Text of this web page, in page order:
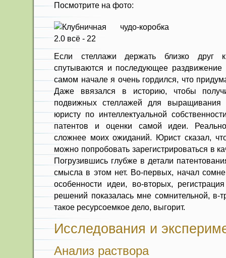
Посмотрите на фото:
Если стеллажи держать близко друг
спутываются и последующее
самом начале я очень гордился, что
Даже ввязался в историю, чтобы
подвижных стеллажей для выращивания
юристу по интеллектуальной
патентов и оценки самой идеи.
сложнее моих ожиданий. Юрист сказал,
можно попробовать зарегистрироваться в
Погрузившись глубже в детали
смысла в этом нет. Во-первых, начал
особенности идеи, во-вторых,
решений показалась мне сомнительной, в-
такое ресурсоемкое дело, выгорит.
Исследования и
Анализ раствора